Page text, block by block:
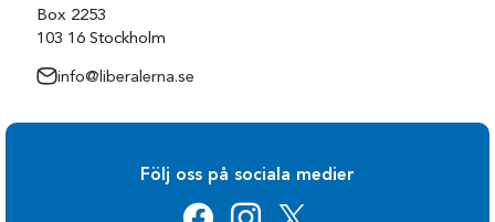
Box 2253
103 16 Stockholm
info@liberalerna.se
Följ oss på sociala medier